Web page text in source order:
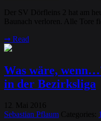
Der SV Dörfleins 2 hat am
Baunach verloren. Alle Tore
➞ Read
Was wäre,
in der Bezirksliga
Mai
2016
Sebastian Pflaum Categories: